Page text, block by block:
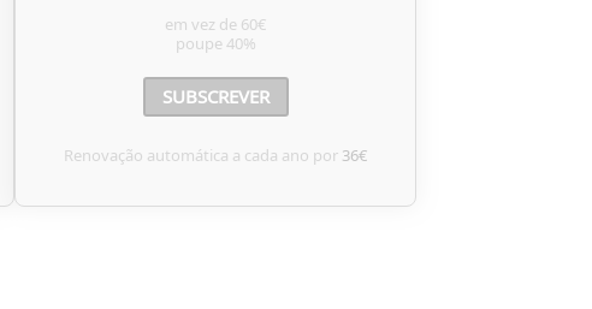
em vez de 60€
poupe40%
SUBSCREVER
Renovação automática a cada ano por36€